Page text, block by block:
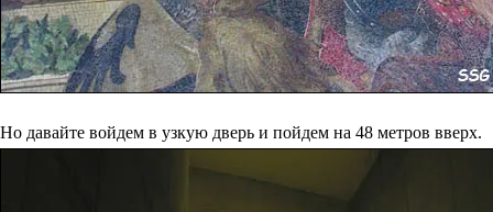
Но давайте войдем в узкую дверь и пойдем на 48 метров вверх.